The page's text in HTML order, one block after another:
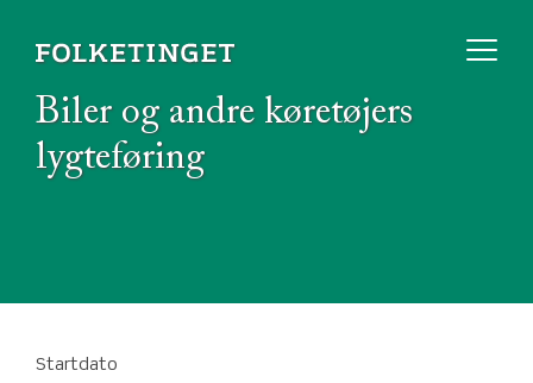
Biler og andre køretøjers
lygteføring
Startdato